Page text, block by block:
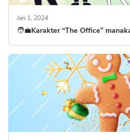
Jan 1, 2024
🧑‍💼Karakter “The Office”